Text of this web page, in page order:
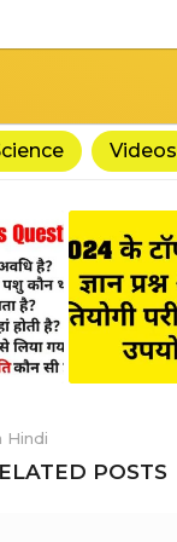
Videos
Hindi
POSTS